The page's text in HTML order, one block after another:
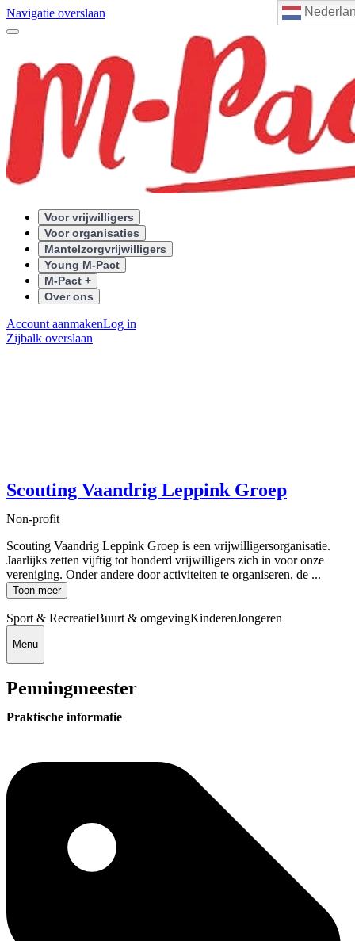
Navigatie overslaan
Voor vrijwilligers
Voor organisaties
Mantelzorgvrijwilligers
Young M-Pact
M-Pact +
Over ons
Account aanmakenLog in
Zijbalk overslaan
Scouting Vaandrig Leppink Groep
Non-profit
Scouting Vaandrig Leppink Groep is een vrijwilligersorganisatie.
Jaarlijks zetten vijftig tot honderd vrijwilligers zich in voor onze
vereniging. Onder andere door activiteiten te organiseren, de ...
Toon meer
Sport & RecreatieBuurt & omgevingKinderenJongeren
Menu
Penningmeester
Praktische informatie